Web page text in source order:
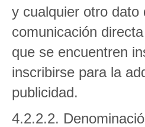
y cualquier otro dato
comunicación
que se encuentren
inscribirse para la
publicidad.
4.2.2.2.